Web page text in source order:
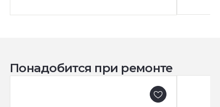
Понадобится при ремонте